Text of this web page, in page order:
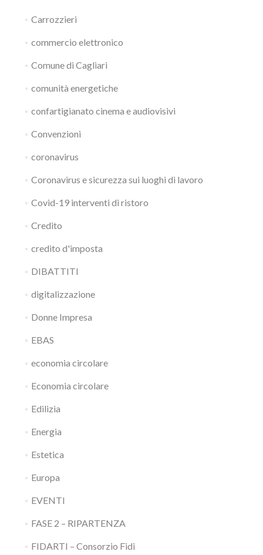
Carrozzieri
commercio elettronico
Comune di Cagliari
comunità energetiche
confartigianato cinema e audiovisivi
Convenzioni
coronavirus
Coronavirus e sicurezza sui luoghi di lavoro
Covid-19 interventi di ristoro
Credito
credito d'imposta
DIBATTITI
digitalizzazione
Donne Impresa
EBAS
economia circolare
Economia circolare
Edilizia
Energia
Estetica
Europa
EVENTI
FASE 2 – RIPARTENZA
FIDARTI – Consorzio Fidi